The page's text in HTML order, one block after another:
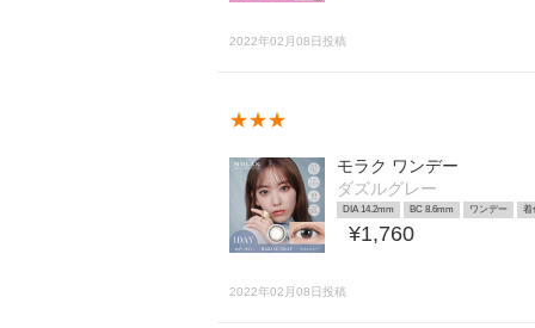
2022年02月08日投稿
★★★
モラク ワンデー
ダズルグレー
DIA 14.2mm BC 8.6mm ワンデー 着
¥1,760
2022年02月08日投稿